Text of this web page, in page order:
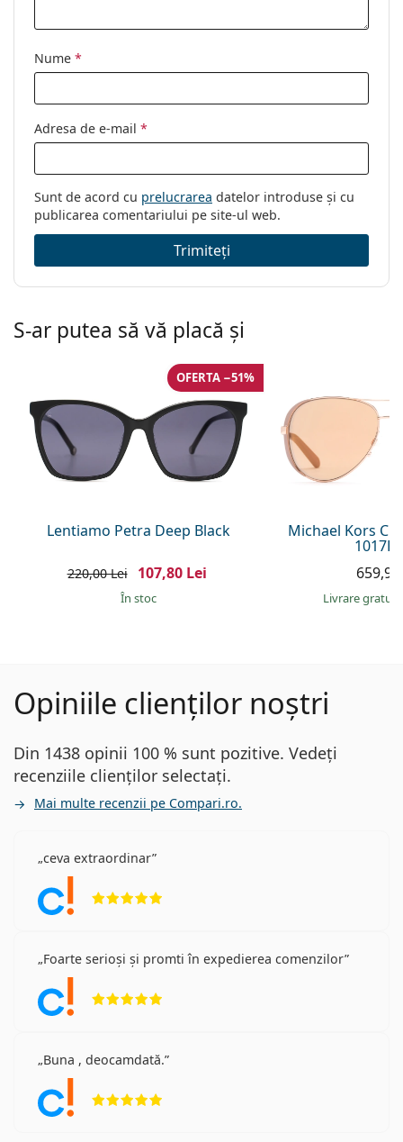
Nume *
Adresa de e-mail *
Sunt de acord cu prelucrarea datelor introduse și cu
publicarea comentariului pe site-ul web.
Trimiteți
S-ar putea să vă placă și
Lentiamo Petra Deep Black
OFERTA −51%
220,00 Lei 107,80 Lei
În stoc
Michael Kors
Livrare
Opiniile clienților noștri
Din 1438 opinii 100 % sunt pozitive. Vedeți
recenziile clienților selectați.
Mai multe recenzii pe Compari.ro.
ceva extraordinar
Foarte serioși și promti în expedierea comenzilor
Buna , deocamdată.